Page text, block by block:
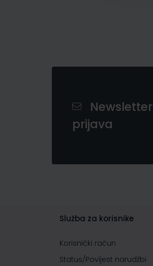
Newsletter
prijava
Služba za korisnike
Korisnički račun
Status/Povijest narudžbi